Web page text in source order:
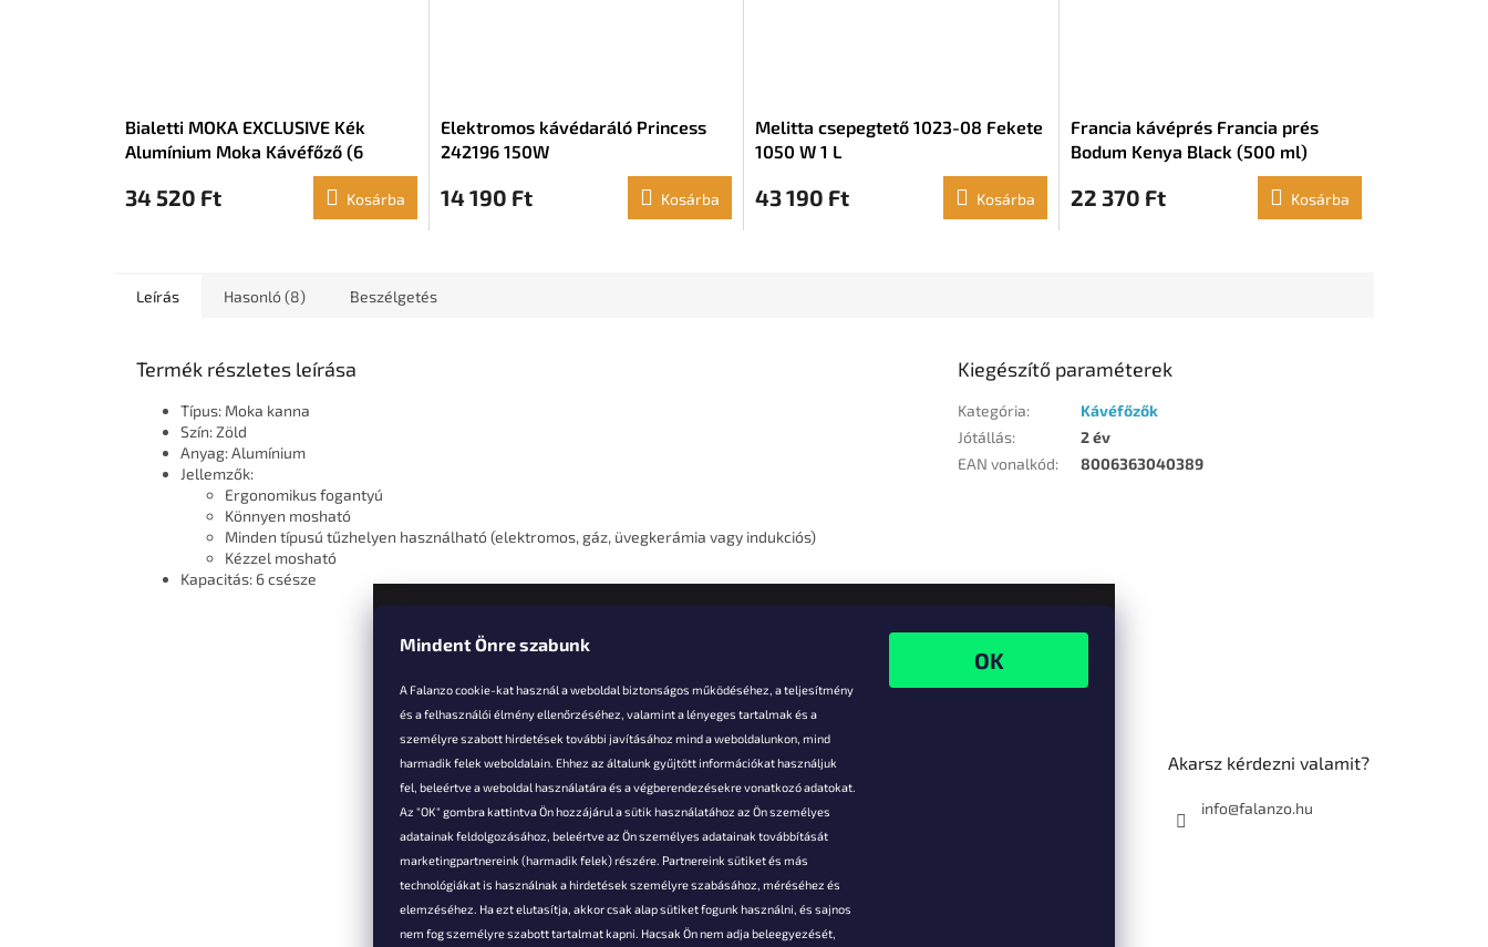
Mindent Önre szabunk
A Falanzo cookie-kat használ a weboldal biztonságos működéséhez, a teljesítmény
és a felhasználói élmény ellenőrzéséhez, valamint a lényeges tartalmak és a
személyre szabott hirdetések további javításához mind a weboldalunkon, mind
harmadik felek weboldalain. Ehhez az általunk gyűjtött információkat használjuk
fel, beleértve a weboldal használatára és a végberendezésekre vonatkozó adatokat.
Az "OK" gombra kattintva Ön hozzájárul a sütik használatához az Ön személyes
adatainak feldolgozásához, beleértve az Ön személyes adatainak továbbítását
marketingpartnereink (harmadik felek) részére. Partnereink sütiket és más
technológiákat is használnak a hirdetések személyre szabásához, méréséhez és
elemzéséhez. Ha ezt elutasítja, akkor csak alap sütiket fogunk használni, és sajnos
nem fog személyre szabott tartalmat kapni. Hacsak Ön nem adja beleegyezését,
Bialetti MOKA EXCLUSIVE Kék
Alumínium Moka Kávéfőző (6
34 520 Ft Kosárba
Elektromos kávédaráló Princess
242196 150W
14 190 Ft Kosárba
Melitta csepegtető 1023-08 Fekete
1050 W 1 L
43 190 Ft Kosárba
Francia kávéprés Francia prés
Bodum Kenya Black (500 ml)
22 370 Ft Kosárba
Leírás Hasonló (8) Beszélgetés
Termék részletes leírása
Típus: Moka kanna
Szín: Zöld
Anyag: Alumínium
Jellemzők:
Ergonomikus fogantyú
Könnyen mosható
Minden típusú tűzhelyen használható (elektromos, gáz, üvegkerámia vagy indukciós)
Kézzel mosható
Kapacitás: 6 csésze
Kiegészítő paraméterek
Kategória:
Kávéfőzők
Jótállás:
2 év
EAN vonalkód: 8006363040389
Vevőknek
Hűségkedvezmények
Szállítás és fizetés
Panaszok és áruk
visszaküldése
Általános Szerződési
Feltételek
Akarsz kérdezni valamit?
info@falanzo.hu